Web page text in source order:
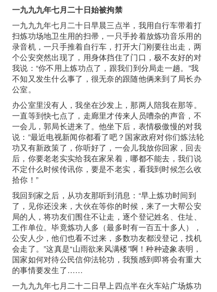
一九九九年七月二十日始被拘禁
一九九九年七月二十日早晨三点半，我用自行车带着打
扫炼功场地卫生用的扫帚，一只手拎着放炼功音乐用的
录音机，一只手推着自行车，打开大门刚要往出走，两
个公安突然出现了，用身体挡住了门口，极不友好的对
我说：“你不用上炼功点了，跟我们到分局走一趟。”我
不知又发生什么事了，很无奈的跟随他俩来到了局长办
公室。
办公室里没有人，我坐在沙发上，那两人陪我在那等。
一直等到快七点了，走廊里才传来人员嘈杂的声音，不
一会儿，郭局长进来了。他坐下后，表情极傲慢的对我
说：”最近电视新闻你都看了吧？国家政府对你们炼法轮
功又有新政策了，你听好了，一会儿我放你回家，回去
后，你要老老实实给我在家呆着，哪都不能去，我们说
不定什么时候传讯你，要是不老实，看我到时候怎么收
拾你！”
我回到家之后，从功友那听到消息：“早上炼功时间到
了，见你还没来，大伙在等你的时候，来了一大帮公安
局的人，将功友们围住不让走，逐个登记姓名、住址、
工作单位。毕竟炼功人多（最多时有一百五十多人），
公安人少，他们也看不过来，多数功友都没登记，找机
会走了。”这真是“山雨欲来风满楼”啊！种种迹象表明，
国家如何对待公民信仰法轮功，我预感到即将会有重大
的事情要发生了……
一九九九年七月二十二日早上四点半在火车站广场炼功